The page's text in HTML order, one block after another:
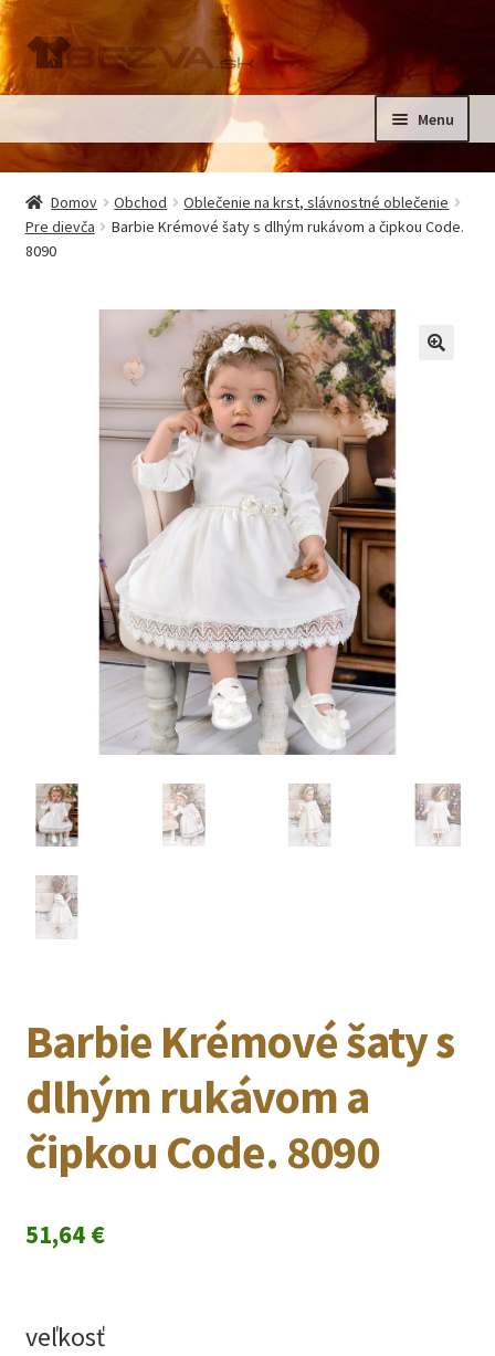
Preskočiť
na
navigáciu
Preskočiť
na
obsah
Menu
Domov
menu
Pre deti
Domov Obchod
Oblečenie na krst, slávnostné oblečenie
Pre dievča
Barbie Krémové šaty s dlhým rukávom a čipkou Code.
8090
Barbie Krémové šaty s
dlhým rukávom a
čipkou Code. 8090
51,64 €
veľkosť